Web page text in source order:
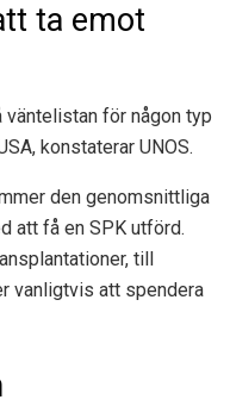
ta emot
för någon typ
konstaterar UNOS.
den genomsnittliga
att få en SPK utförd.
till
vanligtvis att spendera